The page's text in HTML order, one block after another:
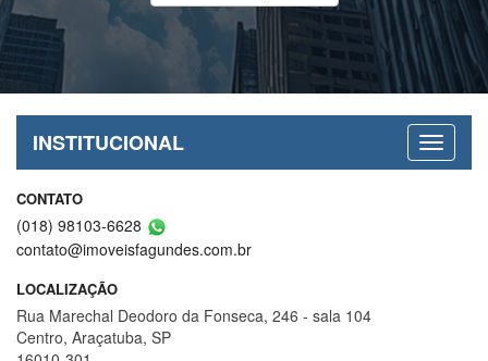
INSTITUCIONAL
CONTATO
(018) 98103-6628
contato@imoveisfagundes.com.br
LOCALIZAÇÃO
Rua Marechal Deodoro da Fonseca, 246 - sala 104
Centro, Araçatuba, SP